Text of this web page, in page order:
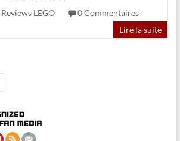
Reviews LEGO
0 Commentaires
Lire la suite